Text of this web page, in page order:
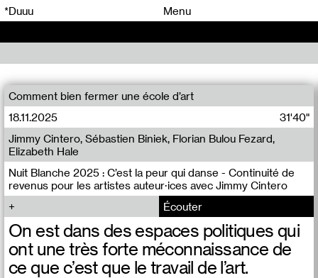
*Duuu Menu
Comment bien fermer une école d’art
18.11.2025
31'40"
Nuit Blanche 2025 : C’est la peur qui danse - Continuité de
revenus pour les artistes auteur·ices avec Jimmy Cintero
Jimmy Cintero, Sébastien Biniek, Florian Bulou Fezard,
Elizabeth Hale
Écouter
On est dans des espaces politiques qui
ont une très forte méconnaissance de
ce que c’est que le travail de l’art.
00 00
00 00